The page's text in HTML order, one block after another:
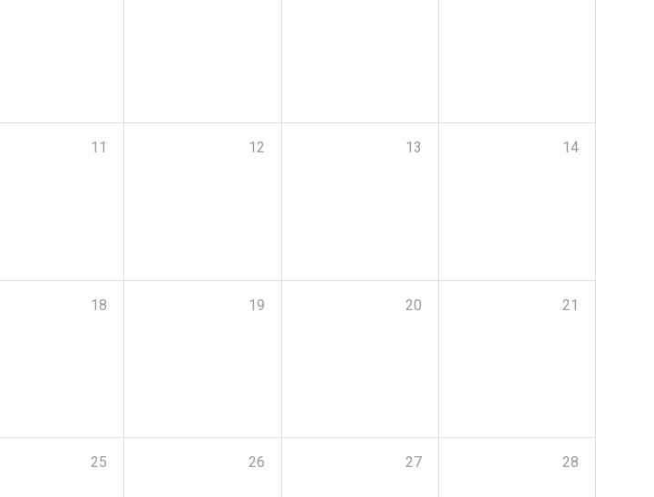
11 12 13 14
18 19 20 21
25 26 27 28